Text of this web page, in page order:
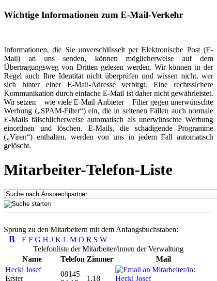
Wichtige Informationen zum E-Mail-Verkehr
Informationen, die Sie unverschlüsselt per Elektronische Post (E-
Mail) an uns senden, können möglicherweise auf dem
Übertragungsweg von Dritten gelesen werden. Wir können in der
Regel auch Ihre Identität nicht überprüfen und wissen nicht, wer
sich hinter einer E-Mail-Adresse verbirgt. Eine rechtssichere
Kommunikation durch einfache E-Mail ist daher nicht gewährleistet.
Wir setzen – wie viele E-Mail-Anbieter – Filter gegen unerwünschte
Werbung („SPAM-Filter“) ein, die in seltenen Fällen auch normale
E-Mails fälschlicherweise automatisch als unerwünschte Werbung
einordnen und löschen. E-Mails, die schädigende Programme
(„Viren“) enthalten, werden von uns in jedem Fall automatisch
gelöscht.
Mitarbeiter-Telefon-Liste
Sprung zu den Mitarbeitern mit dem Anfangsbuchstaben:
B E F G H J K L M O R S W
Telefonliste der Mitarbeiter/innen der Verwaltung
Name
Telefon Zimmer
Mail
Heckl Josef
Erster
08145
1.18